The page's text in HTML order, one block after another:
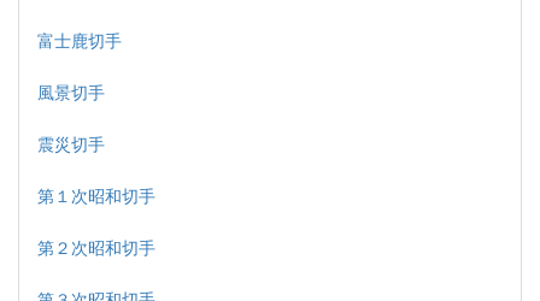
富士鹿切手
風景切手
震災切手
第１次昭和切手
第２次昭和切手